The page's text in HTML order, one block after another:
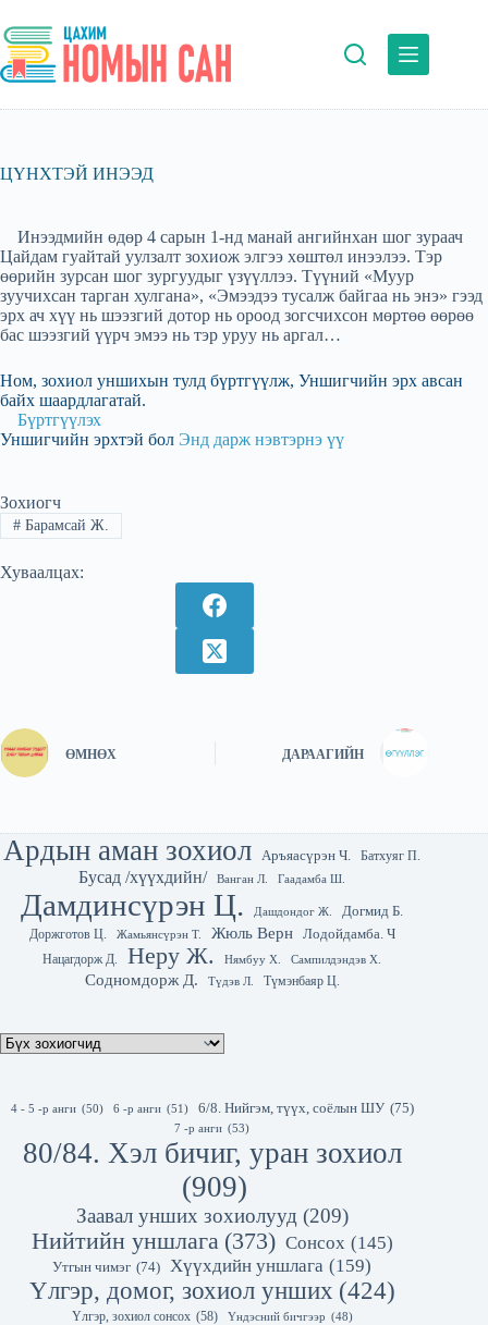
to
content
ЦҮНХТЭЙ ИНЭЭД
Инээдмийн өдөр 4 сарын 1-нд манай ангийнхан шог зураач
Цайдам гуайтай уулзалт зохиож элгээ хөштөл инээлээ. Тэр
өөрийн зурсан шог зургуудыг үзүүллээ. Түүний «Муур
зуучихсан тарган хулгана», «Эмээдээ тусалж байгаа нь энэ» гээд
эрх ач хүү нь шээзгий дотор нь ороод зогсчихсон мөртөө өөрөө
бас шээзгий үүрч эмээ нь тэр уруу нь аргал…
Ном, зохиол уншихын тулд бүртгүүлж, Уншигчийн эрх авсан
байх шаардлагатай.
Бүртгүүлэх
Уншигчийн эрхтэй бол Энд дарж нэвтэрнэ үү
Зохиогч
#Барамсай Ж.
Хуваалцах:
ӨМНӨХ ДАРААГИЙН
Ардын аман зохиол Аръяасүрэн Ч. Батхуяг П.
Бусад /хүүхдийн/ Ванган Л. Гаадамба Ш.
Дамдинсүрэн Ц. Дашдондог Ж.
Догмид Б.
Доржготов Ц.
Жамьянсүрэн Т. Жюль Верн Лодойдамба. Ч
Нацагдорж Д. Неру Ж. Нямбуу Х. Сампилдэндэв Х.
Содномдорж Д. Түдэв Л. Түмэнбаяр Ц.
4 - 5 -р анги (50) 6 -р анги (51) 6/8. Нийгэм, түүх, соёлын ШУ (75)
7 -р анги (53)
80/84. Хэл бичиг, уран зохиол
(909)
Заавал унших зохиолууд (209)
Нийтийн уншлага (373) Сонсох (145)
Утгын чимэг (74) Хүүхдийн уншлага (159)
Үлгэр, домог, зохиол унших (424)
Үлгэр, зохиол сонсох (58) Үндэсний бичгээр (48)